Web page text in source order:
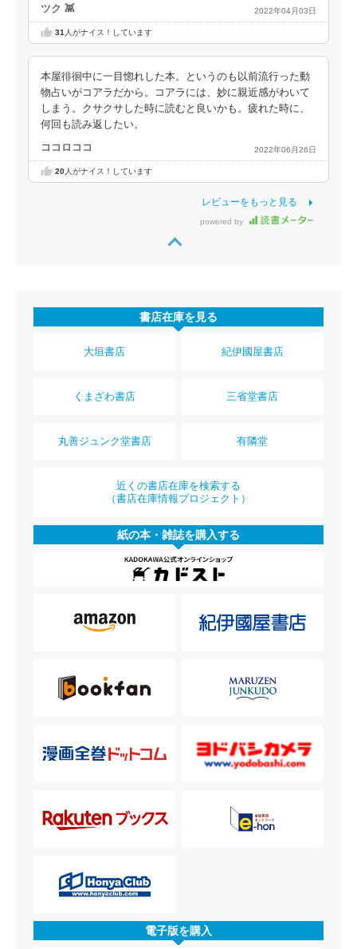
ツク‪ 👾 2022年04月03日
31 人がナイス！しています
本屋徘徊中に一目惚れした本。というのも以前流行った動
物占いがコアラだから。コアラには、妙に親近感がわいて
しまう。クサクサした時に読むと良いかも。疲れた時に、
何回も読み返したい。
ココロココ 2022年06月26日
20人がナイス！しています
レビューをもっと見る
powered by
書店在庫を見る
大垣書店 紀伊國屋書店
くまざわ書店 三省堂書店
丸善ジュンク堂書店 有隣堂
近くの書店在庫を検索する
（書店在庫情報プロジェクト）
紙の本・雑誌を購入する
電子版を購入